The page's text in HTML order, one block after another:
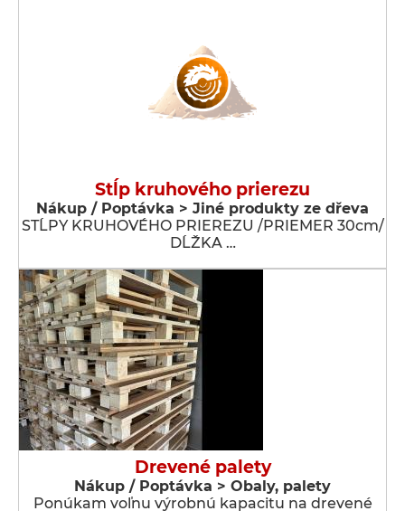
Stĺp kruhového prierezu
Nákup / Poptávka > Jiné produkty ze dřeva
STĹPY KRUHOVÉHO PRIEREZU /PRIEMER 30cm/
DĹŽKA …
Drevené palety
Nákup / Poptávka > Obaly, palety
Ponúkam voľnu výrobnú kapacitu na drevené